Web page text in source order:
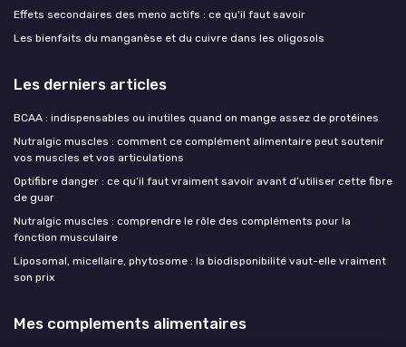
Effets secondaires des meno actifs : ce qu'il faut savoir
Les bienfaits du manganèse et du cuivre dans les oligosols
Les derniers articles
BCAA : indispensables ou inutiles quand on mange assez de protéines
Nutralgic muscles : comment ce complément alimentaire peut soutenir
vos muscles et vos articulations
Optifibre danger : ce qu’il faut vraiment savoir avant d’utiliser cette fibre
de guar
Nutralgic muscles : comprendre le rôle des compléments pour la
fonction musculaire
Liposomal, micellaire, phytosome : la biodisponibilité vaut-elle vraiment
son prix
Mes complements alimentaires